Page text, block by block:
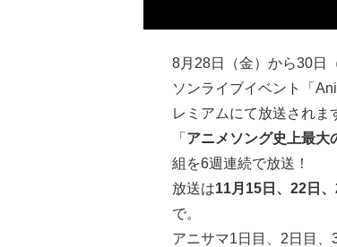
8月28日（金）から30日
ソンライブイベント「
レミアムにて放送されま
「 アニメソング史上最大
組を6週連続で放送！
放送は11月15日、22日
で。
アニサマ1日目、2日目